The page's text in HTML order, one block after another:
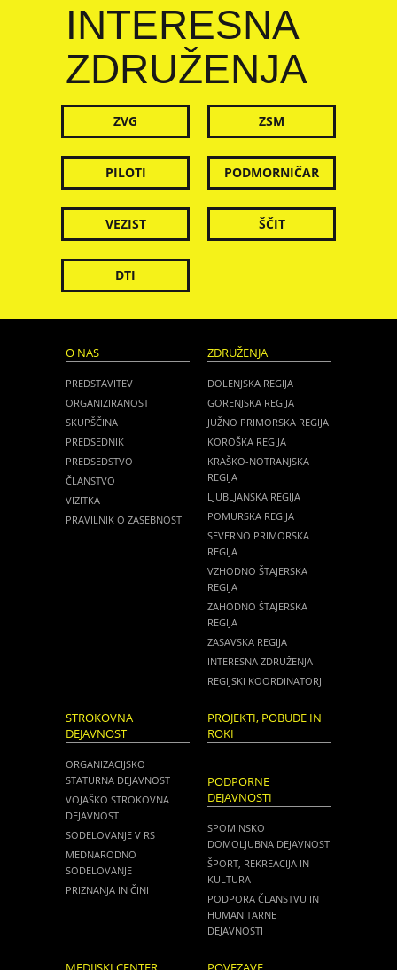
INTERESNA
ZDRUŽENJA
ZVG ZSM
PILOTI PODMORNIČAR
VEZIST ŠČIT
DTI
O NAS
PREDSTAVITEV
ORGANIZIRANOST
SKUPŠČINA
PREDSEDNIK
PREDSEDSTVO
ČLANSTVO
VIZITKA
PRAVILNIK O ZASEBNOSTI
ZDRUŽENJA
DOLENJSKA REGIJA
GORENJSKA REGIJA
JUŽNO PRIMORSKA REGIJA
KOROŠKA REGIJA
KRAŠKO-NOTRANJSKA
REGIJA
LJUBLJANSKA REGIJA
POMURSKA REGIJA
SEVERNO PRIMORSKA
REGIJA
VZHODNO ŠTAJERSKA
REGIJA
ZAHODNO ŠTAJERSKA
REGIJA
ZASAVSKA REGIJA
INTERESNA ZDRUŽENJA
REGIJSKI KOORDINATORJI
STROKOVNA
DEJAVNOST
ORGANIZACIJSKO
STATURNA DEJAVNOST
VOJAŠKO STROKOVNA
DEJAVNOST
SODELOVANJE V RS
MEDNARODNO
SODELOVANJE
PRIZNANJA IN ČINI
PROJEKTI, POBUDE IN
ROKI
PODPORNE
DEJAVNOSTI
SPOMINSKO
DOMOLJUBNA DEJAVNOST
ŠPORT, REKREACIJA IN
KULTURA
PODPORA ČLANSTVU IN
HUMANITARNE
DEJAVNOSTI